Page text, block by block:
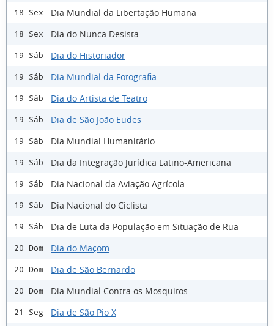
18 Sex Dia Mundial da Libertação Humana
18 Sex Dia do Nunca Desista
19 Sáb Dia do Historiador
19 Sáb Dia Mundial da Fotografia
19 Sáb Dia do Artista de Teatro
19 Sáb Dia de São João Eudes
19 Sáb Dia Mundial Humanitário
19 Sáb Dia da Integração Jurídica Latino-Americana
19 Sáb Dia Nacional da Aviação Agrícola
19 Sáb Dia Nacional do Ciclista
19 Sáb Dia de Luta da População em Situação de Rua
20 Dom Dia do Maçom
20 Dom Dia de São Bernardo
20 Dom Dia Mundial Contra os Mosquitos
21 Seg Dia de São Pio X